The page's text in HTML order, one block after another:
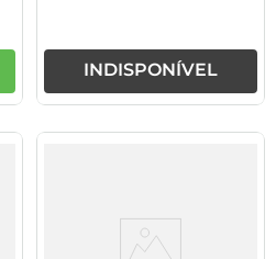
INDISPONÍVEL